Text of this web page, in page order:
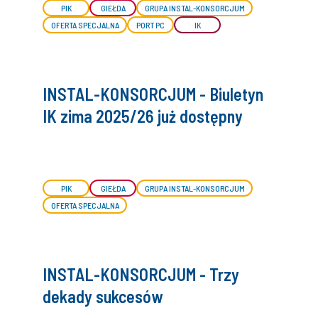
PIK GIEŁDA
GRUPA INSTAL-KONSORCJUM
OFERTA SPECJALNA
PORT PC IK
INSTAL-KONSORCJUM - Biuletyn
IK zima 2025/26 już dostępny
PIK GIEŁDA
GRUPA INSTAL-KONSORCJUM
OFERTA SPECJALNA
INSTAL-KONSORCJUM - Trzy
dekady sukcesów